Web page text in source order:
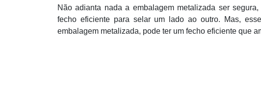
Não adianta nada a embalagem metalizada ser
fecho eficiente para selar um lado ao outro. Mas,
embalagem metalizada, pode ter um fecho eficiente que